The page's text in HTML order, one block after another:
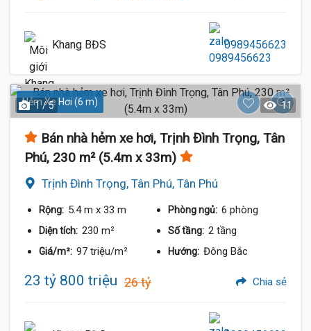
Khang BĐS 0989456623
Hẻm Xe Hơi (6 m)
1 / 5 11
Bán nhà hẻm xe hơi, Trịnh Đình Trọng, Tân
Phú, 230 m² (5.4m x 33m)
Trịnh Đình Trọng, Tân Phú, Tân Phú
Rộng: 5.4 m x 33 m Phòng ngủ: 6 phòng
Diện tích: 230 m² Số tầng: 2 tầng
Giá/m²: 97 triệu/m² Hướng: Đông Bắc
23 tỷ 800 triệu 26 tỷ Chia sẻ